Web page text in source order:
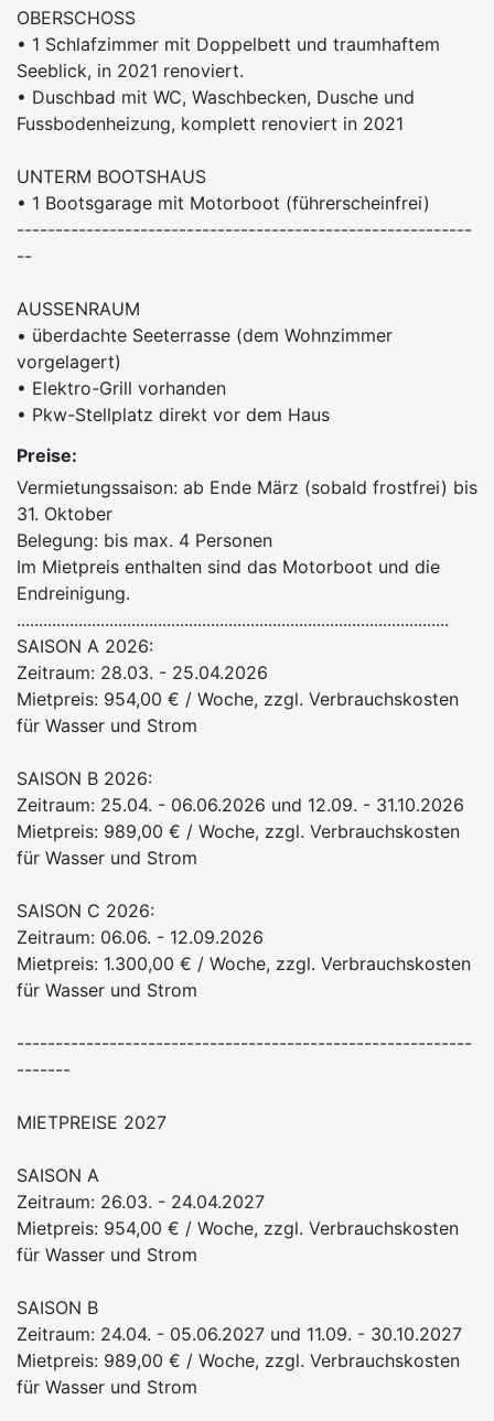
OBERSCHOSS
• 1 Schlafzimmer mit Doppelbett und traumhaftem
Seeblick, in 2021 renoviert.
• Duschbad mit WC, Waschbecken, Dusche und
Fussbodenheizung, komplett renoviert in 2021
UNTERM BOOTSHAUS
• 1 Bootsgarage mit Motorboot (führerscheinfrei)
-----------------------------------------------------------
--
AUSSENRAUM
• überdachte Seeterrasse (dem Wohnzimmer
vorgelagert)
• Elektro-Grill vorhanden
• Pkw-Stellplatz direkt vor dem Haus
Preise:
Vermietungssaison: ab Ende März (sobald frostfrei) bis
31. Oktober
Belegung: bis max. 4 Personen
Im Mietpreis enthalten sind das Motorboot und die
Endreinigung.
..................................................................................................
SAISON A 2026:
Zeitraum: 28.03. - 25.04.2026
Mietpreis: 954,00 € / Woche, zzgl. Verbrauchskosten
für Wasser und Strom
SAISON B 2026:
Zeitraum: 25.04. - 06.06.2026 und 12.09. - 31.10.2026
Mietpreis: 989,00 € / Woche, zzgl. Verbrauchskosten
für Wasser und Strom
SAISON C 2026:
Zeitraum: 06.06. - 12.09.2026
Mietpreis: 1.300,00 € / Woche, zzgl. Verbrauchskosten
für Wasser und Strom
-----------------------------------------------------------
-------
MIETPREISE 2027
SAISON A
Zeitraum: 26.03. - 24.04.2027
Mietpreis: 954,00 € / Woche, zzgl. Verbrauchskosten
für Wasser und Strom
SAISON B
Zeitraum: 24.04. - 05.06.2027 und 11.09. - 30.10.2027
Mietpreis: 989,00 € / Woche, zzgl. Verbrauchskosten
für Wasser und Strom